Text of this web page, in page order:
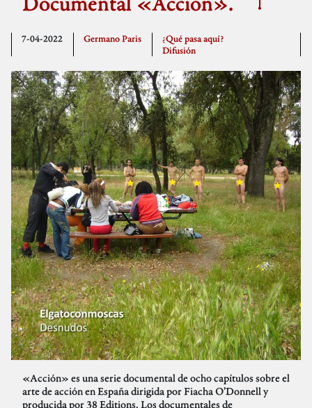
7-04-2022 Germano Paris
¿Qué pasa aquí?
Difusión
«Acción» es una serie documental de ocho capítulos sobre el
arte de acción en España dirigida por Fiacha O’Donnell y
producida por 38 Editions. Los documentales de